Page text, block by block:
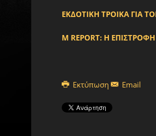
ΕΚΔΟΤΙΚΗ ΤΡΟΙΚΑ ΓΙΑ
M REPORT: Η
Εκτύπωση Email